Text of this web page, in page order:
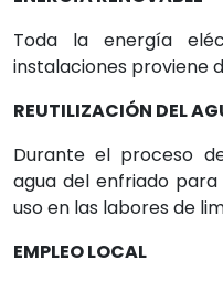
Toda la energía
instalaciones proviene
REUTILIZACIÓN DEL
Durante el proceso
agua del enfriado
uso en las labores de
EMPLEO LOCAL